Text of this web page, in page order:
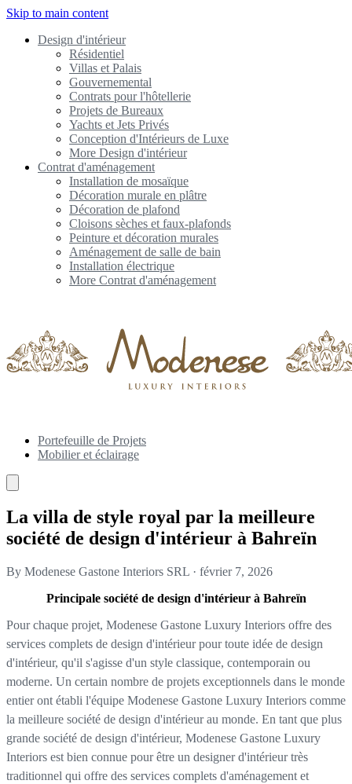
Skip to main content
Design d'intérieur
Résidentiel
Villas et Palais
Gouvernemental
Contrats pour l'hôtellerie
Projets de Bureaux
Yachts et Jets Privés
Conception d'Intérieurs de Luxe
More Design d'intérieur
Contrat d'aménagement
Installation de mosaïque
Décoration murale en plâtre
Décoration de plafond
Cloisons sèches et faux-plafonds
Peinture et décoration murales
Aménagement de salle de bain
Installation électrique
More Contrat d'aménagement
Portefeuille de Projets
Mobilier et éclairage
La villa de style royal par la meilleure
société de design d'intérieur à Bahreïn
By Modenese Gastone Interiors SRL · février 7, 2026
Principale société de design d'intérieur à Bahreïn
Pour chaque projet, Modenese Gastone Luxury Interiors offre des
services complets de design d'intérieur pour toute idée de design
d'intérieur, qu'il s'agisse d'un style classique, contemporain ou
moderne. Un certain nombre de projets exceptionnels dans le monde
entier ont établi l'équipe Modenese Gastone Luxury Interiors comme
la meilleure société de design d'intérieur au monde. En tant que plus
grande société de design d'intérieur, Modenese Gastone Luxury
Interiors est bien connue pour être un designer d'intérieur très
traditionnel qui offre des services complets d'aménagement et